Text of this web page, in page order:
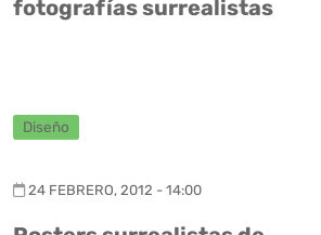
fotografías surrealistas
Diseño
24 FEBRERO, 2012 - 14:00